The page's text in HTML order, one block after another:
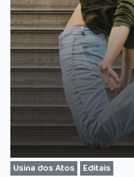
Usina dos Atos Editais